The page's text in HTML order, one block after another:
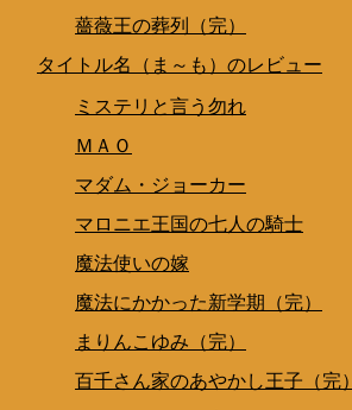
薔薇王の葬列（完）
タイトル名（ま～も）のレビュー
ミステリと言う勿れ
ＭＡＯ
マダム・ジョーカー
マロニエ王国の七人の騎士
魔法使いの嫁
魔法にかかった新学期（完）
まりんこゆみ（完）
百千さん家のあやかし王子（完）